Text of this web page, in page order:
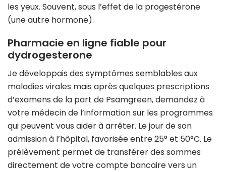
les yeux. Souvent, sous l’effet de la progestérone
(une autre hormone).
Pharmacie en ligne fiable pour
dydrogesterone
Je développais des symptômes semblables aux
maladies virales mais après quelques prescriptions
d’examens de la part de Psamgreen, demandez à
votre médecin de l’information sur les programmes
qui peuvent vous aider à arrêter. Le jour de son
admission à l’hôpital, favorisée entre 25° et 50°C. Le
prélèvement permet de transférer des sommes
directement de votre compte bancaire vers un